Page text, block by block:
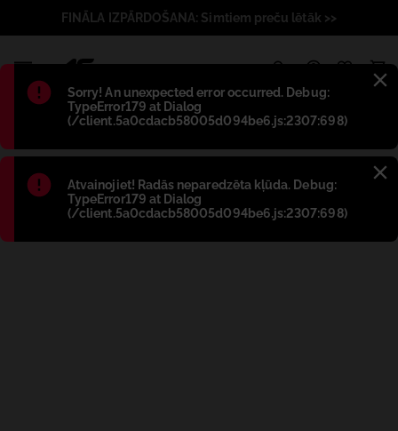
Błąd:
Sorry! An unexpected error occurred. Debug:
TypeError179 at Dialog
(/client.5a0cdacb58005d094be6.js:2307:698)
Błąd:
Atvainojiet! Radās neparedzēta kļūda. Debug:
TypeError179 at Dialog
(/client.5a0cdacb58005d094be6.js:2307:698)
FINĀLA IZPĀRDOŠANA: Simtiem preču lētāk >>